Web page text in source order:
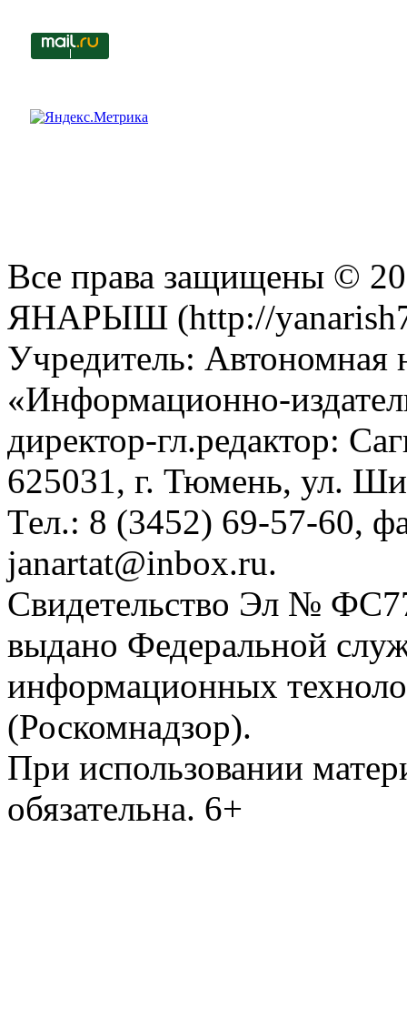
Все права защищены ©
ЯНАРЫШ (http://
Учредитель: Автономная
«Информационно-
директор-гл.редактор:
625031, г. Тюмень, ул.
Тел.: 8 (3452) 69-57-60,
janartat@inbox.ru.
Свидетельство Эл №
выдано Федеральной
информационных
(Роскомнадзор).
При использовании
обязательна. 6+